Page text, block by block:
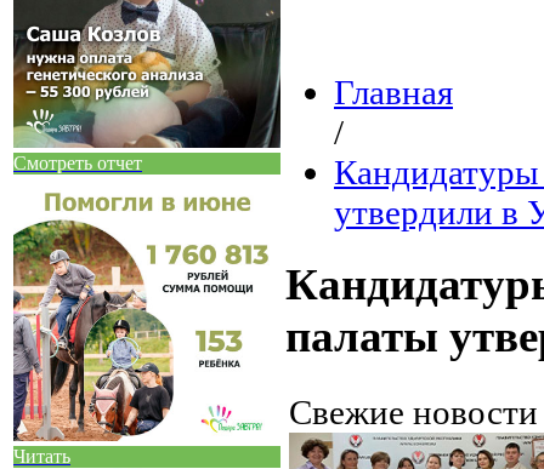
Смотреть отчет
Читать
Главная
/
утвердили в
палаты
Свежие